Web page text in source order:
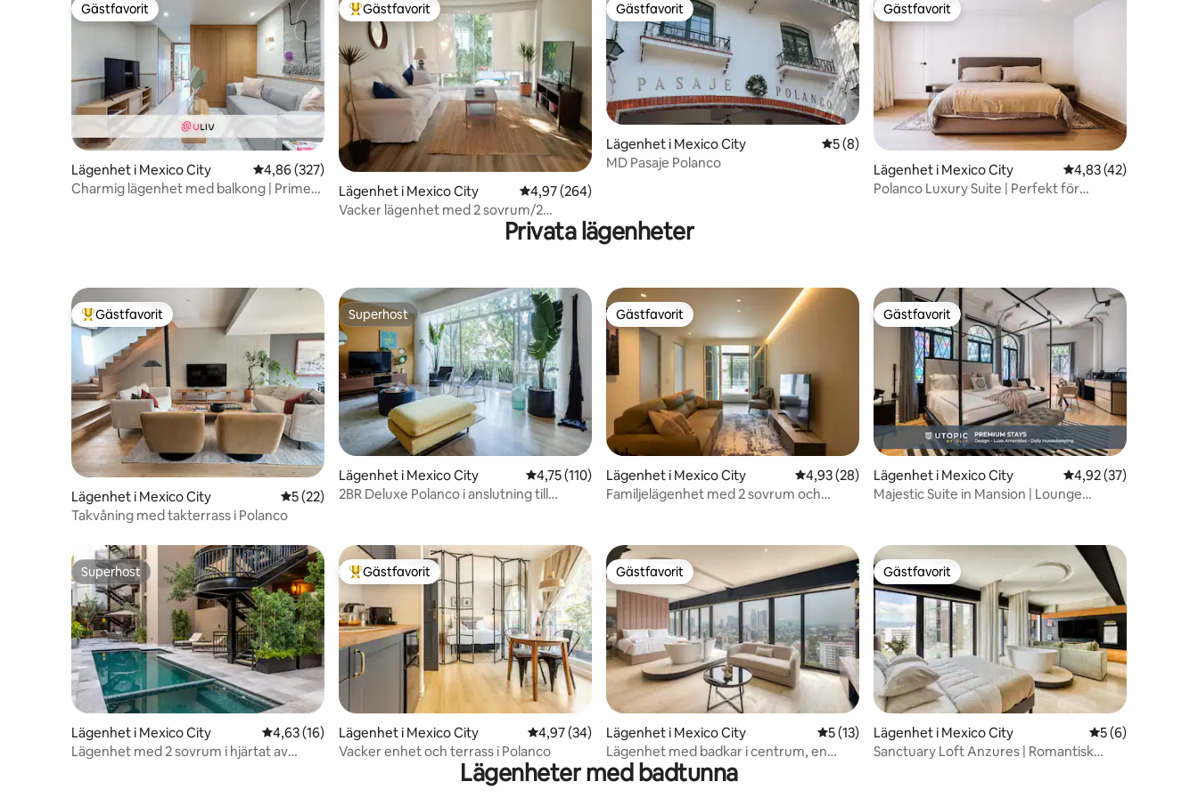
Gästfavorit
Gästfavorit
Lägenhet i Mexico City 4,86 av 5 i genomsnittligt betyg, 327 omdömen
4,86 (327)
Charmig lägenhet med balkong | Prime
Populär gästfavorit
Gästfavorit
Lägenhet i Mexico City 4,97 av 5 i genomsnittligt betyg, 264 omdömen
4,97 (264)
Vacker lägenhet med 2 sovrum/2
Gästfavorit
Gästfavorit
Lägenhet i Mexico City 5 av 5 i genomsnittligt betyg, 8 omdömen
5 (8)
MD Pasaje Polanco
Gästfavorit
Gästfavorit
Lägenhet i Mexico City 4,83 av 5 i
4,83 (42)
Polanco Luxury Suite | Perfekt för
Privata lägenheter
Populär gästfavorit
Gästfavorit
Lägenhet i Mexico City 5 av 5 i genomsnittligt betyg, 22 omdömen
5 (22)
Takvåning med takterrass i Polanco
Superhost
Superhost
Lägenhet i Mexico City 4,75 av 5 i genomsnittligt betyg, 110 omdömen
4,75 (110)
2BR Deluxe Polanco i anslutning till
Gästfavorit
Gästfavorit
Lägenhet i Mexico City 4,93 av 5 i genomsnittligt betyg, 28 omdömen
4,93 (28)
Familjelägenhet med 2 sovrum och
Gästfavorit
Gästfavorit
Lägenhet i Mexico City 4,92 av 5 i
4,92 (37)
Majestic Suite in Mansion | Lounge
Superhost
Superhost
Lägenhet i Mexico City 4,63 av 5 i genomsnittligt betyg, 16 omdömen
4,63 (16)
Lägenhet med 2 sovrum i hjärtat av
Populär gästfavorit
Gästfavorit
Lägenhet i Mexico City 4,97 av 5 i genomsnittligt betyg, 34 omdömen
4,97 (34)
Vacker enhet och terrass i Polanco
Gästfavorit
Gästfavorit
Lägenhet i Mexico City 5 av 5 i genomsnittligt betyg, 13 omdömen
5 (13)
Lägenhet med badkar i centrum, en
minut från Polanco
Gästfavorit
Gästfavorit
Lägenhet i Mexico City 5 av 5 i
5 (6)
Sanctuary Loft Anzures | Romantisk
Lägenheter med badtunna